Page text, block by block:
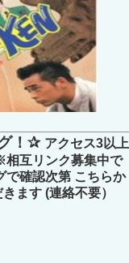
！✰ アクセス3以上
互リンク募集中で
で確認次第 こちらか
ます (連絡不要）